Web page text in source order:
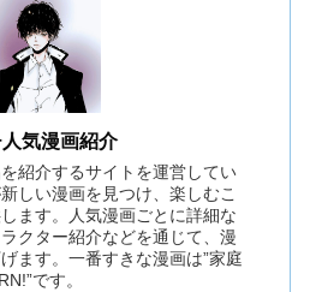
気漫画紹介
紹介するサイトを運営してい
しい漫画を見つけ、楽しむこ
ます。人気漫画ごとに詳細な
クター紹介などを通じて、漫
ます。一番すきな漫画は”家庭
です。